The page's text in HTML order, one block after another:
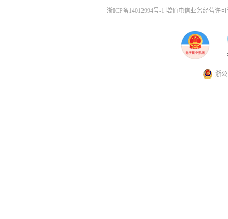
浙ICP备14012994号-1 增值电信业务经营许
浙公